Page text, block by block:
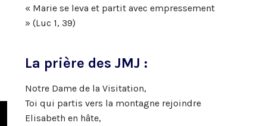
« Marie se leva et partit avec empressement
» (Luc 1, 39)
La prière des JMJ :
Notre Dame de la Visitation,
Toi qui partis vers la montagne rejoindre
Elisabeth en hâte,